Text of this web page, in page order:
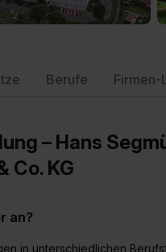
Berufe Firmen-
– Hans
Co. KG
an?
in unterschiedlichen